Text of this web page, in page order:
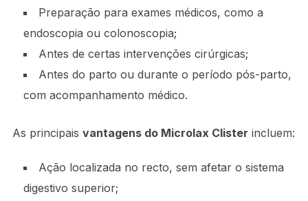
Preparação para exames médicos, como a
endoscopia ou colonoscopia;
Antes de certas intervenções cirúrgicas;
Antes do parto ou durante o período pós-parto,
com acompanhamento médico.
As principais vantagens do Microlax Clister incluem:
Ação localizada no recto, sem afetar o sistema
digestivo superior;